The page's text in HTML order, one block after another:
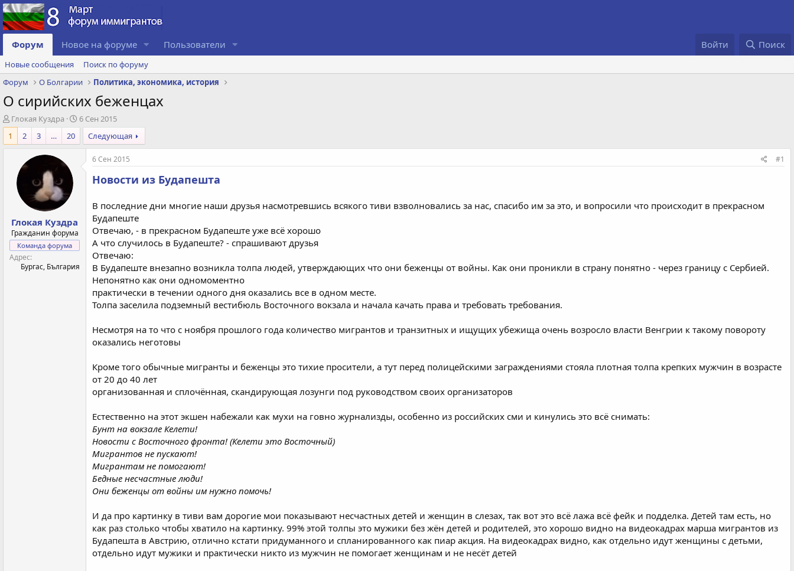
Форум Новое на форуме Пользователи Войти Поиск
Новые сообщения
Поиск по форуму
Форум
О Болгарии Политика, экономика, история
О сирийских беженцах
А
в
т
Глокая Куздра
Д
а
6 Сен 2015
1
2 3 … 20 Следующая
Глокая Куздра
Гражданин форума
Команда форума
Адрес
Бургас, България
6 Сен 2015 #1
Новости из Будапешта
В последние дни многие наши друзья насмотревшись всякого тиви взволновались за нас, спасибо им за это, и вопросили что происходит в прекрасном
Будапеште
Отвечаю, - в прекрасном Будапеште уже всё хорошо
А что случилось в Будапеште? - спрашивают друзья
Отвечаю:
В Будапеште внезапно возникла толпа людей, утверждающих что они беженцы от войны. Как они проникли в страну понятно - через границу с Сербией.
Непонятно как они одномоментно
практически в течении одного дня оказались все в одном месте.
Толпа заселила подземный вестибюль Восточного вокзала и начала качать права и требовать требования.
Несмотря на то что с ноября прошлого года количество мигрантов и транзитных и ищущих убежища очень возросло власти Венгрии к такому повороту
оказались неготовы
Кроме того обычные мигранты и беженцы это тихие просители, а тут перед полицейскими заграждениями стояла плотная толпа крепких мужчин в возрасте
от 20 до 40 лет
организованная и сплочённая, скандирующая лозунги под руководством своих организаторов
Естественно на этот экшен набежали как мухи на говно журнализды, особенно из российских сми и кинулись это всё снимать:
Бунт на вокзале Келети!
Новости с Восточного фронта! (Келети это Восточный)
Мигрантов не пускают!
Мигрантам не помогают!
Бедные несчастные люди!
Они беженцы от войны им нужно помочь!
И да про картинку в тиви вам дорогие мои показывают несчастных детей и женщин в слезах, так вот это всё лажа всё фейк и подделка. Детей там есть, но
как раз столько чтобы хватило на картинку. 99% этой толпы это мужики без жён детей и родителей, это хорошо видно на видеокадрах марша мигрантов из
Будапешта в Австрию, отлично кстати придуманного и спланированного как пиар акция. На видеокадрах видно, как отдельно идут женщины с детьми,
отдельно идут мужики и практически никто из мужчин не помогает женщинам и не несёт детей